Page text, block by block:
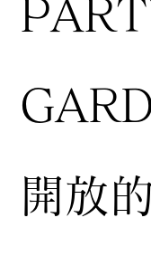
開放